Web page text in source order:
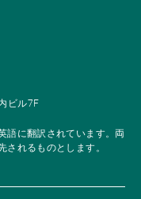
ビル7F
語に翻訳されています。両
れるものとします。